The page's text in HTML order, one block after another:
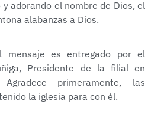
adorando el nombre de Dios, el
alabanzas a Dios.
mensaje es entregado por el
Presidente de la filial en
primeramente, las
la iglesia para con él.